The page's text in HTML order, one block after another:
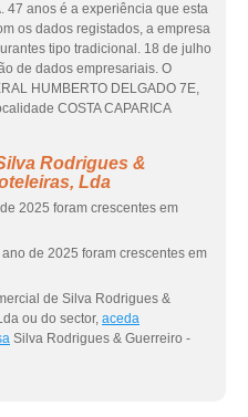
47 anos é a experiência que esta
os dados registados, a empresa
tipo tradicional. 18 de julho
de dados empresariais. O
HUMBERTO DELGADO 7E,
COSTA CAPARICA
Rodrigues &
Lda
2025 foram crescentes em
de 2025 foram crescentes em
de Silva Rodrigues &
ou do sector, aceda
Silva Rodrigues & Guerreiro -